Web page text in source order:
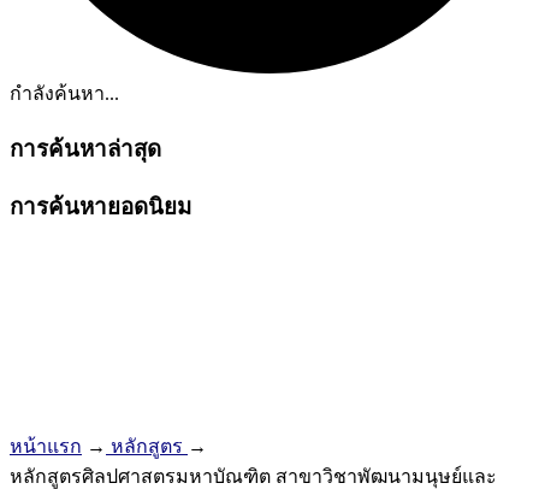
กำลังค้นหา...
การค้นหาล่าสุด
การค้นหายอดนิยม
หน้าแรก → หลักสูตร →
หลักสูตรศิลปศาสตรมหาบัณฑิต สาขาวิชาพัฒนามนุษย์และ